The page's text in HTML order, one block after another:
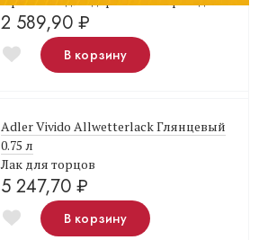
2 589,90 ₽
В корзину
Adler Vivido Allwetterlack Глянцевый
0.75 л
Лак для торцов
5 247,70 ₽
В корзину